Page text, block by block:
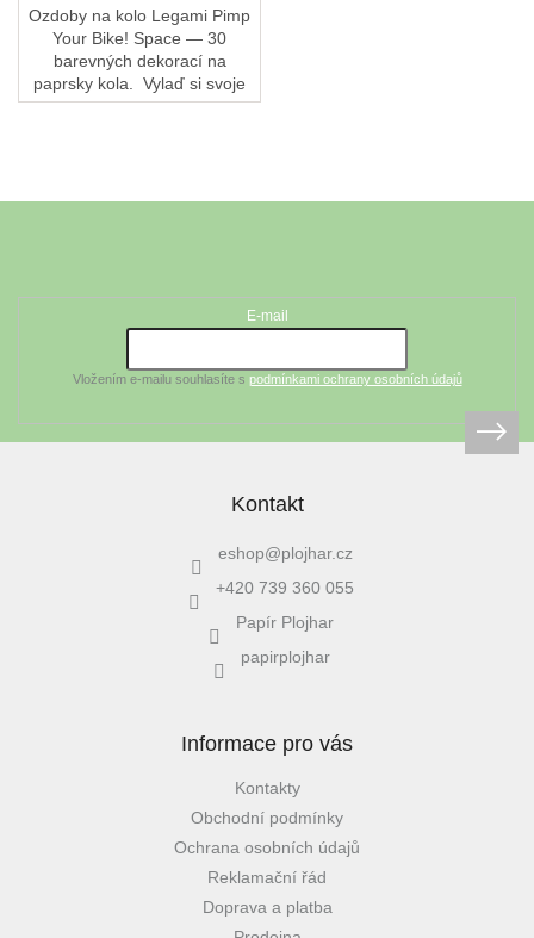
Ozdoby na kolo Legami Pimp
Your Bike! Space — 30
barevných dekorací na
paprsky kola. Vylaď si svoje
kolo do vesmírného stylu.
E-mail
Vložením e-mailu souhlasíte s podmínkami ochrany osobních údajů
Kontakt
eshop@plojhar.cz
+420 739 360 055
Papír Plojhar
papirplojhar
Informace pro vás
Kontakty
Obchodní podmínky
Ochrana osobních údajů
Reklamační řád
Doprava a platba